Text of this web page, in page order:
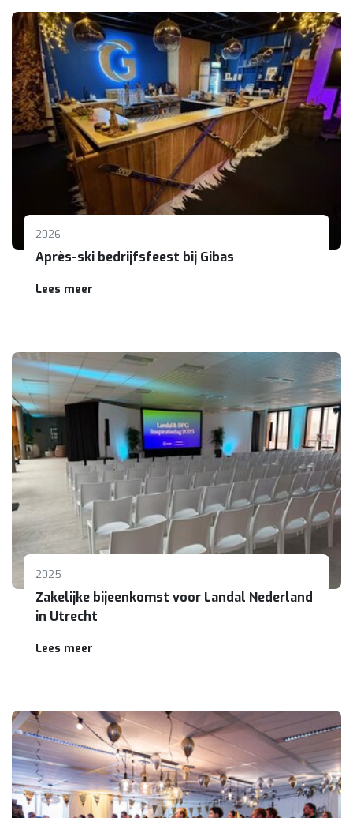
2026
Après-ski bedrijfsfeest bij Gibas
Lees meer
2025
Zakelijke bijeenkomst voor Landal Nederland
in Utrecht
Lees meer